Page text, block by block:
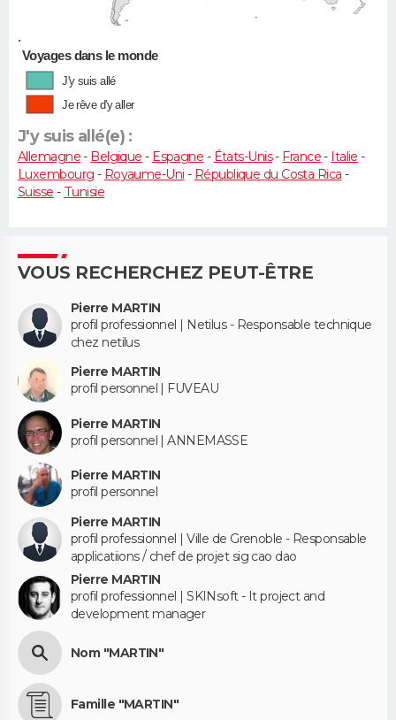
•
Voyages dans le monde
J'y suis allé
Je rêve d'y aller
J'y suis allé(e) :
Allemagne- Belgique - Espagne - États-Unis- France- Italie -
Luxembourg - Royaume-Uni - République du Costa Rica -
Suisse - Tunisie
VOUS RECHERCHEZ PEUT-ÊTRE
Pierre MARTIN
profil professionnel | Netilus - Responsable technique
chez netilus
Pierre MARTIN
profil personnel | FUVEAU
Pierre MARTIN
profil personnel | ANNEMASSE
Pierre MARTIN
profil personnel
Pierre MARTIN
profil professionnel | Ville de Grenoble - Responsable
applicatiions / chef de projet sig cao dao
Pierre MARTIN
profil professionnel | SKINsoft - It project and
development manager
Nom "MARTIN"
Famille "MARTIN"